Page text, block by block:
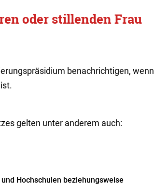
oder stillenden Frau
benachrichtigen, wenn
gelten unter anderem auch:
Hochschulen beziehungsweise